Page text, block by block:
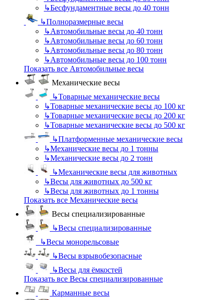
↳Бесфундаментные весы до 40 тонн
↳Полноразмерные весы
↳Автомобильные весы до 40 тонн
↳Автомобильные весы до 60 тонн
↳Автомобильные весы до 80 тонн
↳Автомобильные весы до 100 тонн
Показать все Автомобильные весы
Механические весы
↳Товарные механические весы
↳Товарные механические весы до 100 кг
↳Товарные механические весы до 200 кг
↳Товарные механические весы до 500 кг
↳Платформенные механические весы
↳Механические весы до 1 тонны
↳Механические весы до 2 тонн
↳Механические весы для животных
↳Весы для животных до 500 кг
↳Весы для животных до 1 тонны
Показать все Механические весы
Весы специализированные
↳Весы специализированные
↳Весы монорельсовые
↳Весы взрывобезопасные
↳Весы для ёмкостей
Показать все Весы специализированные
Карманные весы